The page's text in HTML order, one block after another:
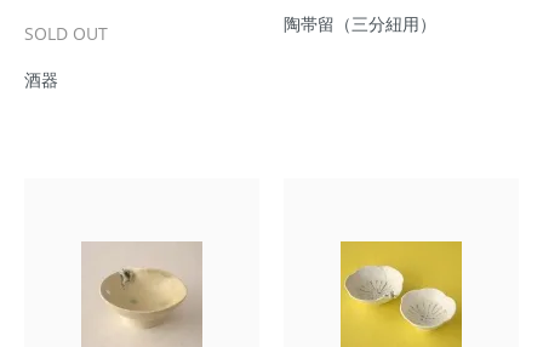
SOLD OUT
酒器
陶帯留（三分紐用）